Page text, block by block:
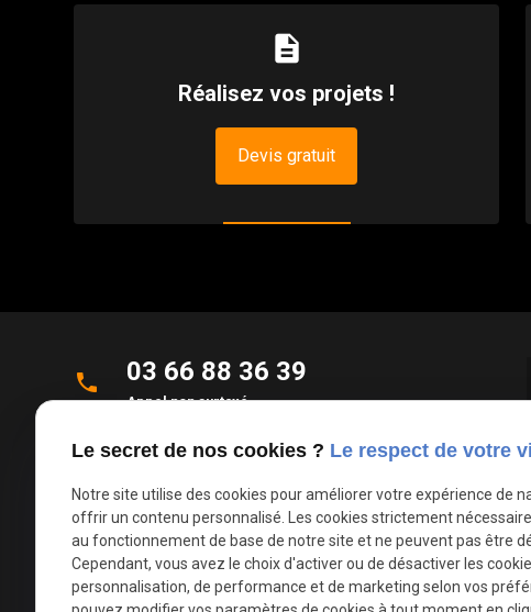
description
Réalisez vos projets !
Devis gratuit
phone 03 66 88 36 39
Appel non surtaxé
place
Allée des Roseaux
59270 Bailleul
mail contact@deco-stores.com
Le secret de nos cookies ? Le respect de votre
Notre site utilise des cookies pour améliorer votre expérience de
offrir un contenu personnalisé. Les cookies strictement
au fonctionnement de base de notre site et ne peuvent pas être
Cependant, vous avez le choix d'activer ou de désactiver les
personnalisation, de performance et de marketing selon vos